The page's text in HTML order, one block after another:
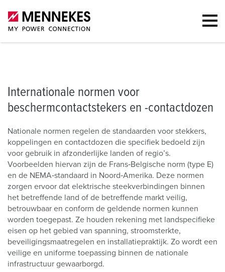
Portfolio Soorten contactmateriaal
Internationale normen voor
beschermcontactstekers en -contactdozen
Nationale normen regelen de standaarden voor stekkers,
koppelingen en contactdozen die specifiek bedoeld zijn
voor gebruik in afzonderlijke landen of regio’s.
Voorbeelden hiervan zijn de Frans‑Belgische norm (type E)
en de NEMA‑standaard in Noord‑Amerika. Deze normen
zorgen ervoor dat elektrische steekverbindingen binnen
het betreffende land of de betreffende markt veilig,
betrouwbaar en conform de geldende normen kunnen
worden toegepast. Ze houden rekening met landspecifieke
eisen op het gebied van spanning, stroomsterkte,
beveiligingsmaatregelen en installatiepraktijk. Zo wordt een
veilige en uniforme toepassing binnen de nationale
infrastructuur gewaarborgd.